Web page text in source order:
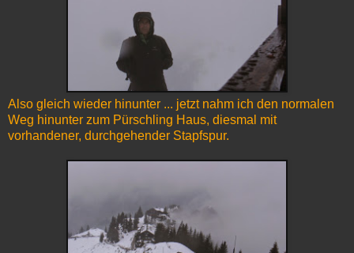
Also gleich wieder hinunter ... jetzt nahm ich den normalen
Weg hinunter zum Pürschling Haus, diesmal mit
vorhandener, durchgehender Stapfspur.